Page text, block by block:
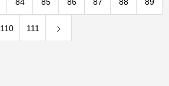
110 111